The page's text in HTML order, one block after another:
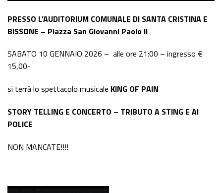
PRESSO L’AUDITORIUM COMUNALE DI SANTA CRISTINA E
BISSONE – Piazza San Giovanni Paolo II
SABATO 10 GENNAIO 2026 – alle ore 21:00 – ingresso €
15,00-
si terrà lo spettacolo musicale KING OF PAIN
STORY TELLING E CONCERTO – TRIBUTO A STING E AI
POLICE
NON MANCATE!!!!